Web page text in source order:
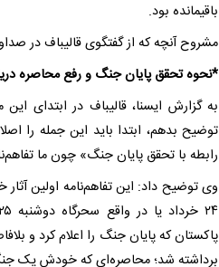
باقیمانده بود.
مشروح آنچه که از گفتگوی قالیباف در
*نحوه تحقق پایان جنگ و رفع محاصره
به گزارش ایسنا، قالیباف در ابتدای
توضیح بدهم، ابتدا باید این جمله را
رابطه با تحقق پایان جنگ» چون ما
وی توضیح داد: این تفاهم‌نامه اولین
پاکستان که پایان جنگ را اعلام کرد و
برداشته شد؛ محاصره‌ای که خودش یک